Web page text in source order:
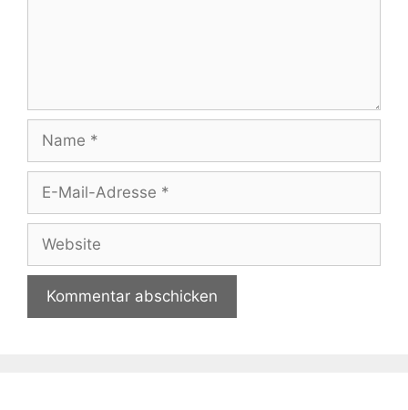
Name
Adresse
Website